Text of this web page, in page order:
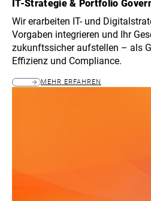
IT-Strategie & Portfolio
Wir erarbeiten IT- und
Vorgaben integrieren und Ihr
zukunftssicher aufstellen – als
Effizienz und Compliance.
MEHR ERFAHREN